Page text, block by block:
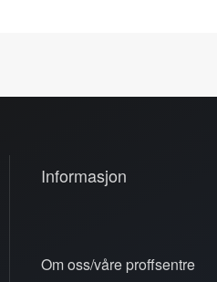
Informasjon
Om oss/våre proffsentre